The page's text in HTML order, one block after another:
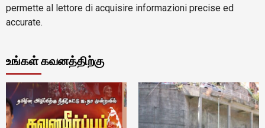
permette al lettore di acquisire informazioni precise ed
accurate.
உங்கள் கவனத்திற்கு